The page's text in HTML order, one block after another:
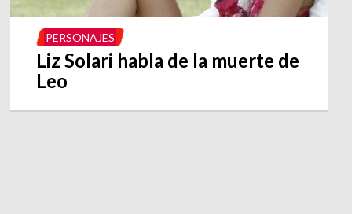
PERSONAJES
Liz Solari habla de la muerte de
Leo